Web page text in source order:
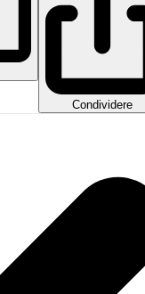
Condividere